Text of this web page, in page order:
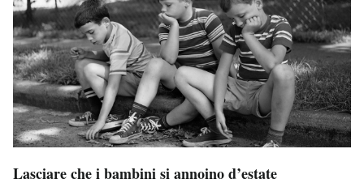
Lasciare che i bambini si annoino d’estate